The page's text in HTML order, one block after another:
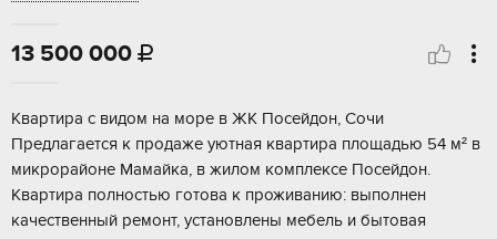
13 500 000 
Квартира с видом на море в ЖК Посейдон, Сочи
Предлагается к продаже уютная квартира площадью 54 м² в
микрорайоне Мамайка, в жилом комплексе Посейдон.
Квартира полностью готова к проживанию: выполнен
качественный ремонт, установлены мебель и бытовая